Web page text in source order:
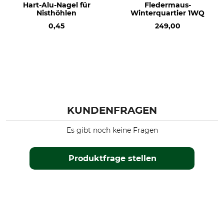
Hart-Alu-Nagel für
Nisthöhlen
0,45
Fledermaus-
Winterquartier 1WQ
249,00
KUNDENFRAGEN
Produktfrage stellen
Es gibt noch keine Fragen